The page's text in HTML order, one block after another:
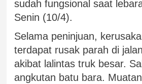
sudah fungsional saat
Senin (10/4).
Selama peninjuan,
terdapat rusak parah di
akibat lalintas truk besar.
angkutan batu bara.